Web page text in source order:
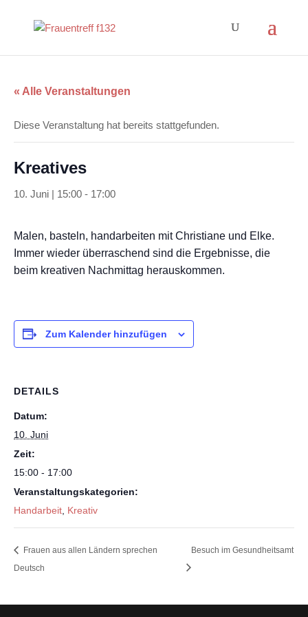
« Alle Veranstaltungen
Diese Veranstaltung hat bereits stattgefunden.
Kreatives
10. Juni | 15:00 - 17:00
Malen, basteln, handarbeiten mit Christiane und Elke.
Immer wieder überraschend sind die Ergebnisse, die
beim kreativen Nachmittag herauskommen.
Zum Kalender hinzufügen
DETAILS
Datum:
10. Juni
Zeit:
15:00 - 17:00
Veranstaltungskategorien:
Handarbeit Kreativ
Frauen aus allen Ländern sprechen
Deutsch
Besuch im Gesundheitsamt